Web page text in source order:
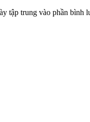
tập trung vào phần